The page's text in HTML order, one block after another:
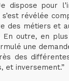
dispose pour
révélée
des métiers et
outre, en
une
des
et inversement.”